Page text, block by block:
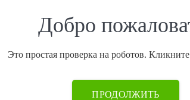
Добро
Это простая проверка на роботов.
ПРОДОЛЖИТЬ